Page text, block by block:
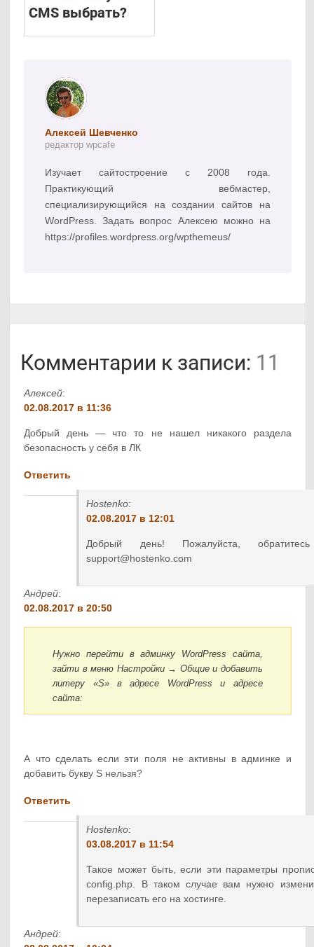
CMS выбрать?
Алексей Шевченко
редактор wpcafe
Изучает сайтостроение с 2008 года.
Практикующий вебмастер,
специализирующийся на создании сайтов на
WordPress. Задать вопрос Алексею можно на
https://profiles.wordpress.org/wpthemeus/
Комментарии к записи: 11
Алексей:
02.08.2017 в 11:36
Добрый день — что то не нашел никакого раздела
безопасность у себя в ЛК
Ответить
Hostenko:
02.08.2017 в 12:01
Добрый день! Пожалуйста,
support@hostenko.com
Андрей:
02.08.2017 в 20:50
Нужно перейти в админку WordPress сайта,
зайти в меню Настройки → Общие и добавить
литеру «S» в адресе WordPress и адресе
сайта:
А что сделать если эти поля не активны в админке и
добавить букву S нельзя?
Ответить
Hostenko:
03.08.2017 в 11:54
Такое может быть, если эти параметры
config.php. В таком случае вам нужно
перезаписать его на хостинге.
Андрей: